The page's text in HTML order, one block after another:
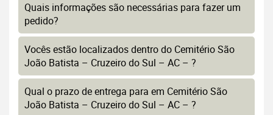
Quais informações são necessárias para fazer um
pedido?
Vocês estão localizados dentro do Cemitério São
João Batista – Cruzeiro do Sul – AC – ?
Qual o prazo de entrega para em Cemitério São
João Batista – Cruzeiro do Sul – AC – ?